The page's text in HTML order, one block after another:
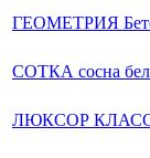
ГЕОМЕТРИЯ
СОТКА сосна
ЛЮКСОР